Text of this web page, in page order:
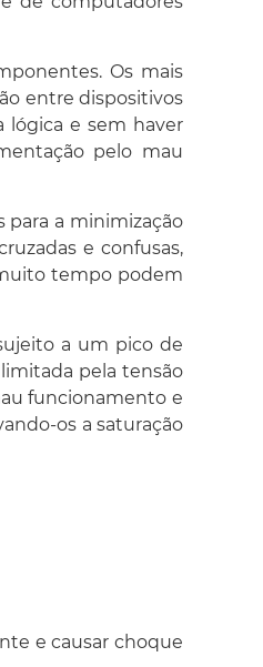
Os mais
entre dispositivos
lógica e sem haver
pelo mau
para a minimização
e confusas,
tempo podem
a um pico de
pela tensão
funcionamento e
os a saturação
e causar choque